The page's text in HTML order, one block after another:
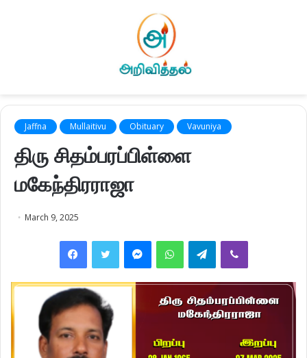
Jaffna Mullaitivu Obituary Vavuniya
திரு சிதம்பரப்பிள்ளை
மகேந்திரராஜா
March 9, 2025
FacebookTwitter MessengerWhatsAppTelegramViber